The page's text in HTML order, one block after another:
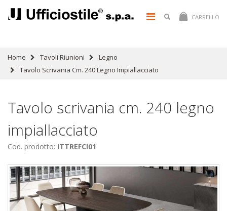
CARRELLO
Home Tavoli Riunioni
Legno
Tavolo Scrivania Cm. 240 Legno Impiallacciato
Tavolo scrivania cm. 240 legno
impiallacciato
Cod. prodotto: ITTREFCI01